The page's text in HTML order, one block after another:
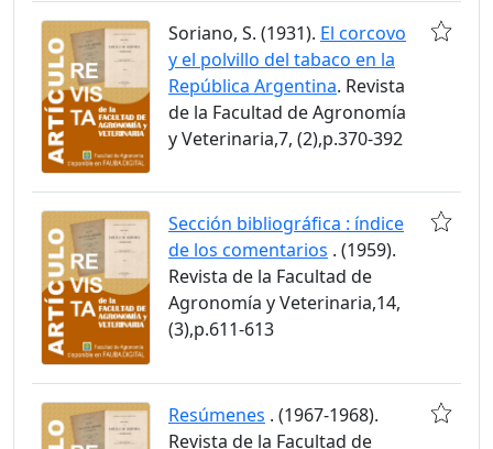
Soriano, S. (1931). El corcovo
y el polvillo del tabaco en la
República Argentina. Revista
de la Facultad de Agronomía
y Veterinaria,7, (2),p.370-392
Sección bibliográfica : índice
de los comentarios . (1959).
Revista de la Facultad de
Agronomía y Veterinaria,14,
(3),p.611-613
Resúmenes . (1967-1968).
Revista de la Facultad de